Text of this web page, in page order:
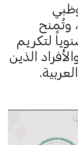
وتُمنح
لتكريم
الذين